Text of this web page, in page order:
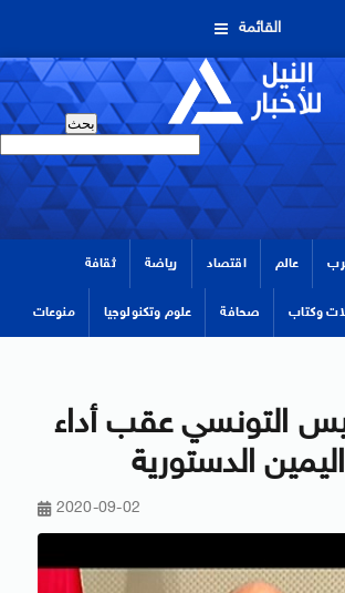
القائمة
عالم اقتصاد رياضة ثقافة
وكتاب صحافة علوم وتكنولوجيا منوعات
التونسي عقب أداء
الدستورية
2020-09-02